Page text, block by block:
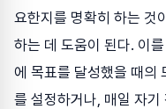
요한지를 명확히 하는 것
하는 데 도움이 된다. 이
에 목표를 달성했을 때의
를 설정하거나, 매일 자